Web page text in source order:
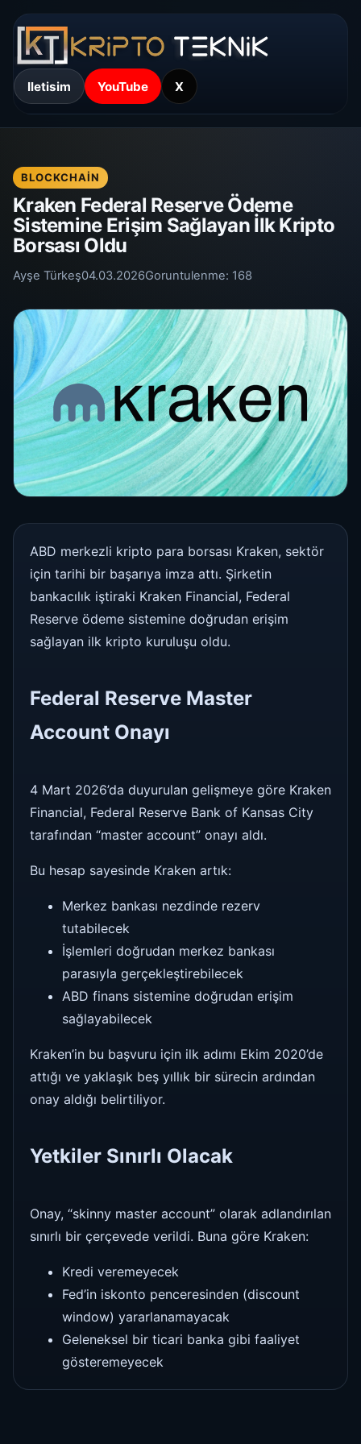
Iletisim YouTube X
BLOCKCHAIN
Kraken Federal Reserve Ödeme
Sistemine Erişim Sağlayan İlk Kripto
Borsası Oldu
Ayşe Türkeş04.03.2026Goruntulenme: 168
ABD merkezli kripto para borsası Kraken, sektör
için tarihi bir başarıya imza attı. Şirketin
bankacılık iştiraki Kraken Financial, Federal
Reserve ödeme sistemine doğrudan erişim
sağlayan ilk kripto kuruluşu oldu.
Federal Reserve Master
Account Onayı
4 Mart 2026’da duyurulan gelişmeye göre Kraken
Financial, Federal Reserve Bank of Kansas City
tarafından “master account” onayı aldı.
Bu hesap sayesinde Kraken artık:
Merkez bankası nezdinde rezerv
tutabilecek
İşlemleri doğrudan merkez bankası
parasıyla gerçekleştirebilecek
ABD finans sistemine doğrudan erişim
sağlayabilecek
Kraken’in bu başvuru için ilk adımı Ekim 2020’de
attığı ve yaklaşık beş yıllık bir sürecin ardından
onay aldığı belirtiliyor.
Yetkiler Sınırlı Olacak
Onay, “skinny master account” olarak adlandırılan
sınırlı bir çerçevede verildi. Buna göre Kraken:
Kredi veremeyecek
Fed’in iskonto penceresinden (discount
window) yararlanamayacak
Geleneksel bir ticari banka gibi faaliyet
gösteremeyecek